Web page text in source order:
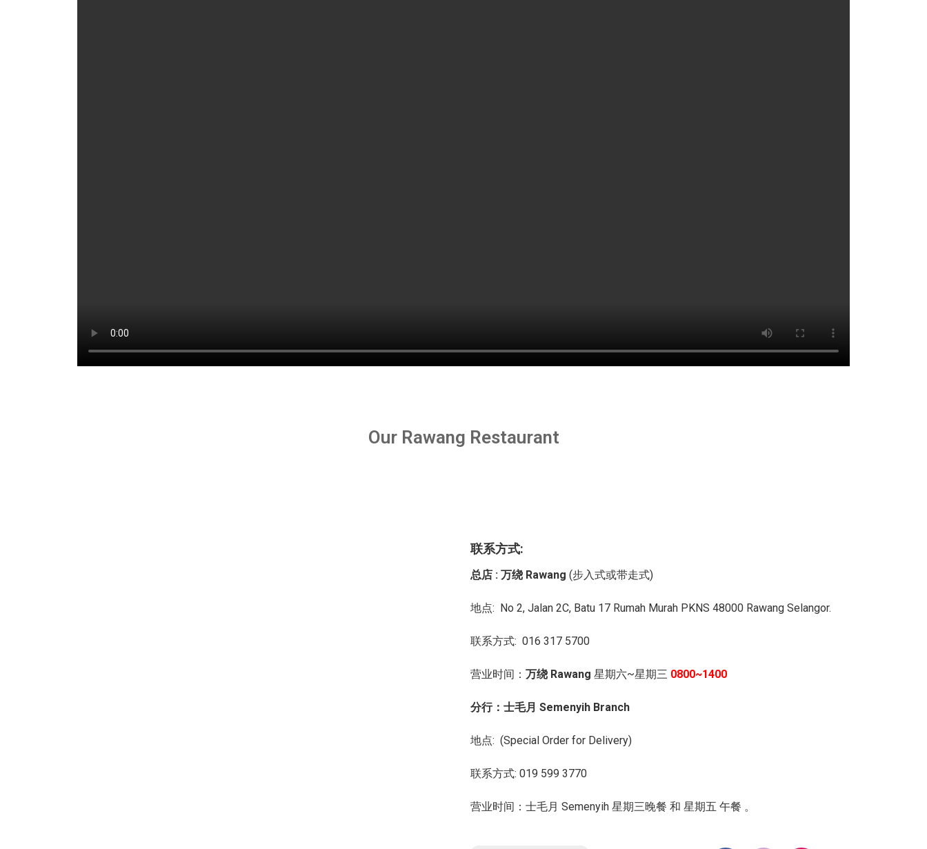
Our Rawang Restaurant
联系方式:
总店 : 万绕 Rawang (步入式或带走式)
地点: No 2, Jalan 2C, Batu 17 Rumah Murah PKNS 48000 Rawang Selangor.
联系方式: 016 317 5700
营业时间： 万绕 Rawang 星期六~星期三 0800~1400
分行： 士毛月 Semenyih Branch
地点: (Special Order for Delivery)
联系方式: 019 599 3770
营业时间：士毛月 Semenyih 星期三晚餐 和 星期五 午餐 。